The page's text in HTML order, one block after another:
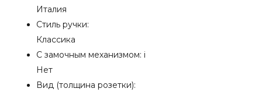
Италия
Стиль ручки:
Классика
С замочным механизмом: i
Нет
Вид (толщина розетки):